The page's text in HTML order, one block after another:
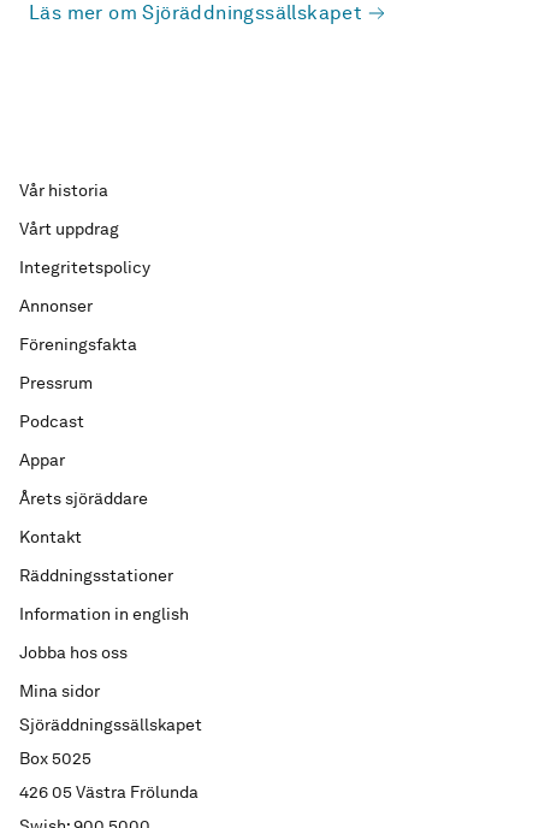
Läs mer om Sjöräddningssällskapet
Sjöräddningssällskapet
Box 5025
426 05 Västra Frölunda
Vår historia
Vårt uppdrag
Integritetspolicy
Annonser
Föreningsfakta
Pressrum
Podcast
Appar
Årets sjöräddare
Kontakt
Räddningsstationer
Information in english
Jobba hos oss
Mina sidor